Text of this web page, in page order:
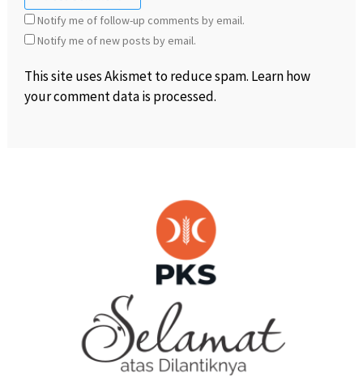
Notify me of follow-up comments by email.
Notify me of new posts by email.
This site uses Akismet to reduce spam. Learn how
your comment data is processed.